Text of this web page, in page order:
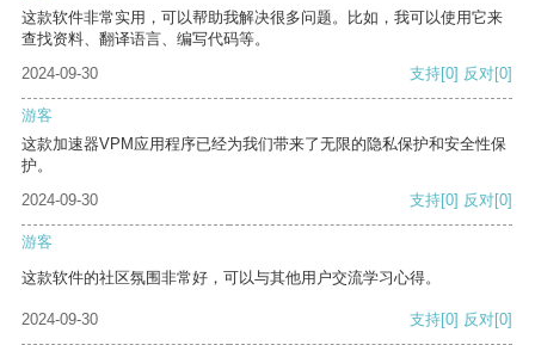
这款软件非常实用，可以帮助我解决很多问题。比如，我可以使用它来
查找资料、翻译语言、编写代码等。
2024-09-30
支持[0] 反对[0]
游客
这款加速器VPM应用程序已经为我们带来了无限的隐私保护和安全性保
护。
2024-09-30
支持[0] 反对[0]
游客
这款软件的社区氛围非常好，可以与其他用户交流学习心得。
2024-09-30 支持[0] 反对[0]